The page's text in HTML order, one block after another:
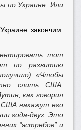
по Украине. Или
закончим.
тот
по развитию
«Чтобы
слить США,
как говорил
США накажут его
года-двух. Это
“ястребов” и